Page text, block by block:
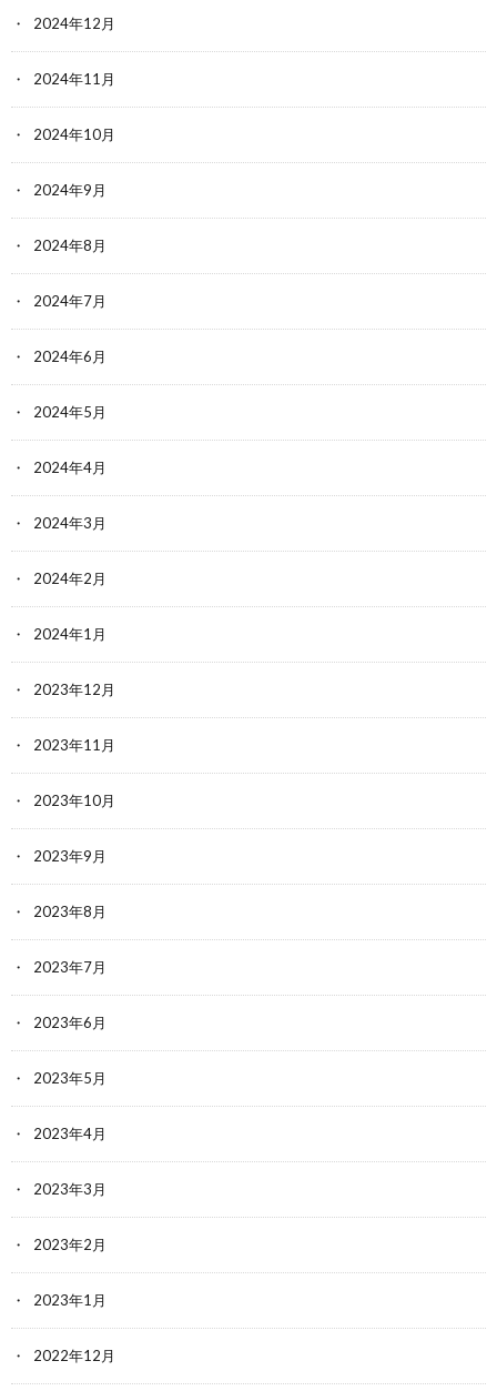
2024年12月
2024年11月
2024年10月
2024年9月
2024年8月
2024年7月
2024年6月
2024年5月
2024年4月
2024年3月
2024年2月
2024年1月
2023年12月
2023年11月
2023年10月
2023年9月
2023年8月
2023年7月
2023年6月
2023年5月
2023年4月
2023年3月
2023年2月
2023年1月
2022年12月